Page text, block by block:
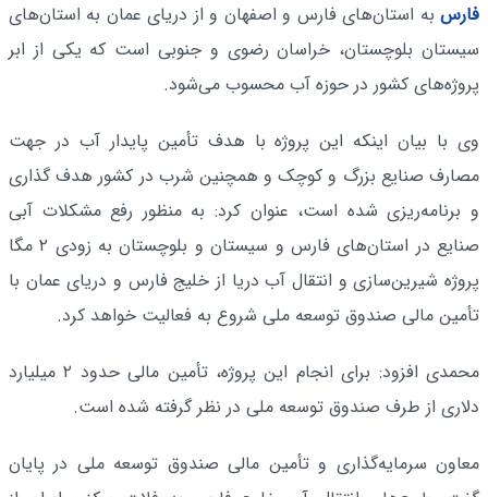
فارس به استان‌های فارس و اصفهان و از دریای عمان به استان‌های
سیستان بلوچستان، خراسان رضوی و جنوبی است که یکی از ابر
پروژه‌های کشور در ‌حوزه آب ‌محسوب می‌شود.
وی با بیان اینکه این پروژه با هدف تأمین پایدار آب در جهت
مصارف صنایع بزرگ و کوچک و ‌همچنین شرب در کشور هدف ‌گذاری
و برنامه‌ریزی شده است، عنوان کرد: به منظور رفع مشکلات آبی
‌صنایع در استان‌های فارس و سیستان و بلوچستان به زودی ۲ مگا
‌پروژه شیرین‌سازی و انتقال آب دریا ‌از خلیج فارس و دریای عمان با
تأمین مالی صندوق توسعه ملی شروع به فعالیت خواهد کرد.
محمدی افزود: برای انجام این پروژه، تأمین ‌مالی حدود ۲ میلیارد
دلاری از ‌طرف صندوق توسعه ملی در نظر گرفته شده است.
معاون سرمایه‌گذاری و تأمین مالی صندوق توسعه ملی‬ در‬ پایان‬